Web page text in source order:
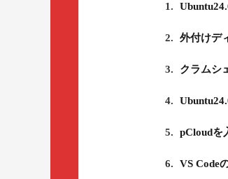
1.
2. 外付けデ
3. クラムシ
4.
5. pCloudを
6. VS Code